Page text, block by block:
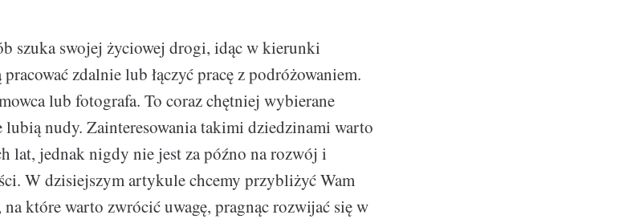
szuka swojej życiowej drogi, idąc w kierunki
zdalnie lub łączyć pracę z podróżowaniem.
lub fotografa. To coraz chętniej wybierane
lubią nudy. Zainteresowania takimi dziedzinami warto
lat, jednak nigdy nie jest za późno na rozwój i
W dzisiejszym artykule chcemy przybliżyć Wam
które warto zwrócić uwagę, pragnąc rozwijać się w